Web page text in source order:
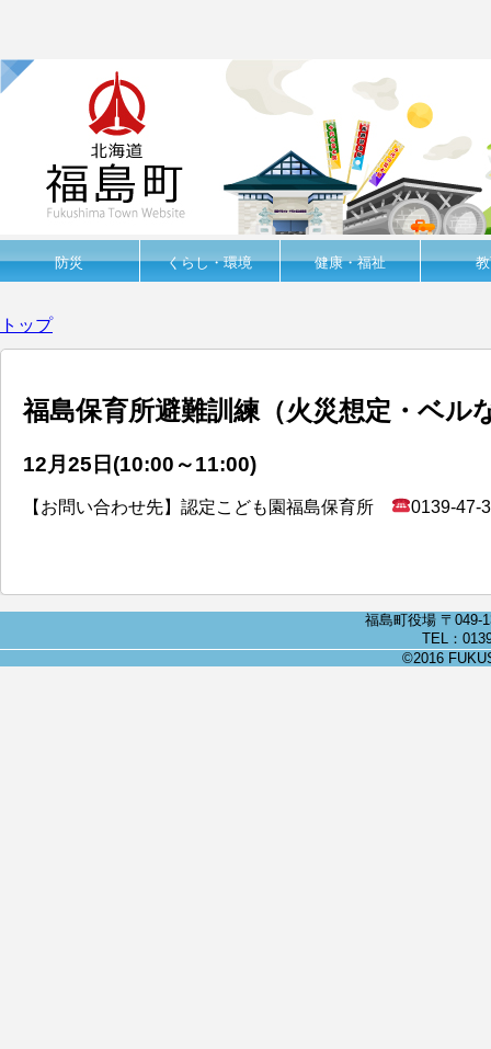
防災 くらし・環境 健康・福祉
トップ
福島保育所避難訓練（火災想定・ベル
12月25日(10:00 ～11:00)
【お問い合わせ先】認定こども園福島保育所 0139-47-
福島町役場 〒049-
TEL：
©2016